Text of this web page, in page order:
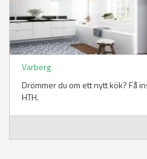
Varberg
Drömmer du om ett nytt kök? Få
HTH.